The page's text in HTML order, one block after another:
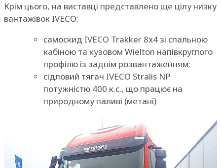
Крім цього, на виставці представлено ще цілу низку
вантажівок IVECO:
самоскид IVECO Trakker 8х4 зі спальною
кабіною та кузовом Wielton напівкруглого
профілю із заднім розвантаженням;
сідловий тягач IVECO Stralis NP
потужністю 400 к.с., що працює на
природному паливі (метані)